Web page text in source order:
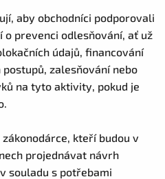
aby obchodníci podporovali
prevenci odlesňování, ať už
údajů, financování
zalesňování nebo
na tyto aktivity, pokud je
kteří budou v
projednávat návrh
souladu s potřebami